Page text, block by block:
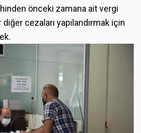
önceki zamana ait vergi
cezaları yapılandırmak için